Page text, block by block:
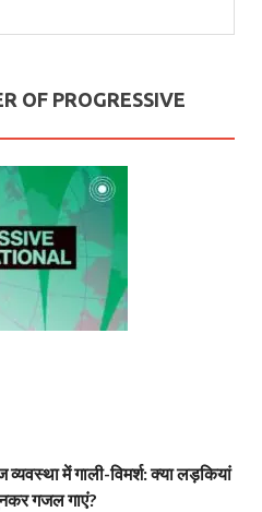
OF PROGRESSIVE
व्‍यवस्‍था में गाली-विमर्श: क्या लड़कियां
गजल गाएं?